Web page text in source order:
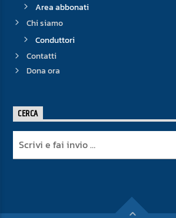
Area abbonati
Chi siamo
Conduttori
Contatti
Dona ora
CERCA